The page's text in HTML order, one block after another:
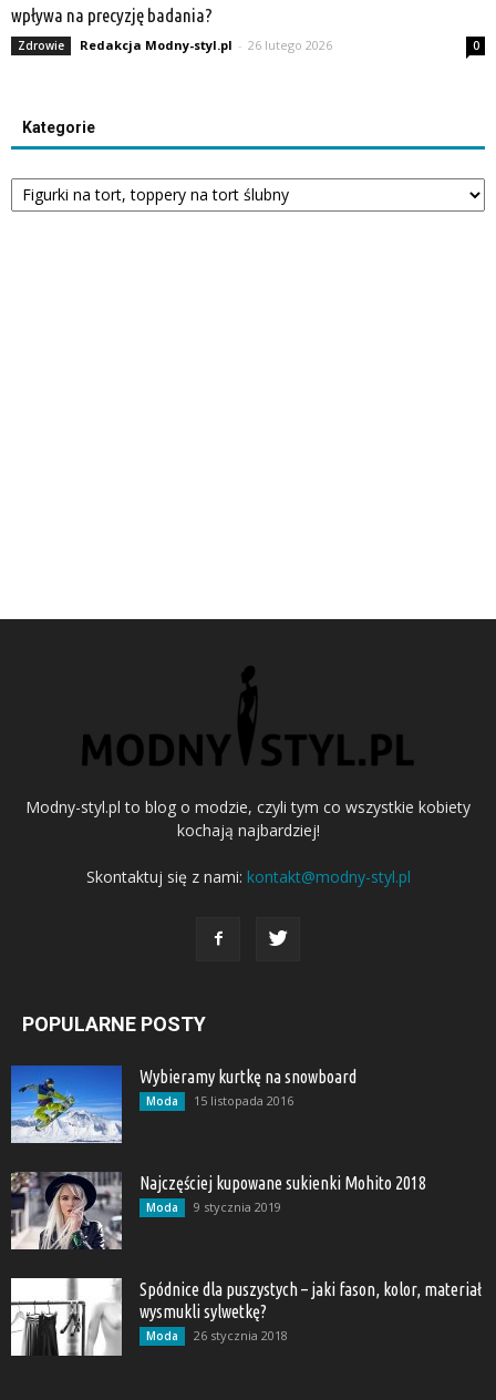
wpływa na precyzję badania?
Zdrowie Redakcja Modny-styl.pl - 26 lutego 2026 0
Kategorie
Kategorie
Modny-styl.pl to blog o modzie, czyli tym co wszystkie kobiety
kochają najbardziej!
Skontaktuj się z nami: kontakt@modny-styl.pl
POPULARNE POSTY
Wybieramy kurtkę na snowboard
Moda 15 listopada 2016
Najczęściej kupowane sukienki Mohito 2018
Moda 9 stycznia 2019
Spódnice dla puszystych – jaki fason, kolor, materiał
wysmukli sylwetkę?
Moda 26 stycznia 2018